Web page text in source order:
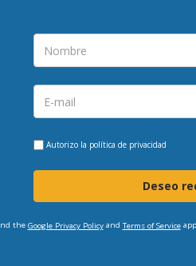
Autorizo la política de privacidad
Deseo
the Google Privacy Policyand Terms of Service